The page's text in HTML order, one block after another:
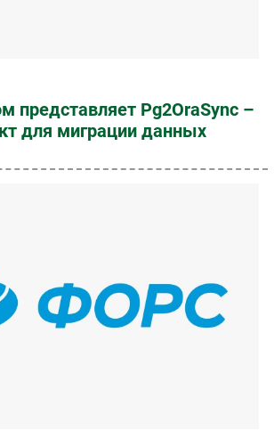
представляет Pg2OraSync –
для миграции данных